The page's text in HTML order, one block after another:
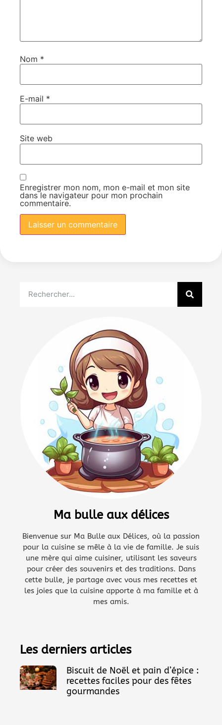
Nom *
E-mail *
Site web
Enregistrer mon nom, mon e-mail et mon site
dans le navigateur pour mon prochain
commentaire.
Ma bulle aux délices
Bienvenue sur Ma Bulle aux Délices, où la passion
pour la cuisine se mêle à la vie de famille. Je suis
une mère qui aime cuisiner, utilisant les saveurs
pour créer des souvenirs et des traditions. Dans
cette bulle, je partage avec vous mes recettes et
les joies que la cuisine apporte à ma famille et à
mes amis.
Les derniers articles
Biscuit de Noël et pain d’épice :
recettes faciles pour des fêtes
gourmandes